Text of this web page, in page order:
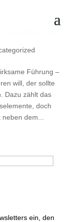
Führung –
will, der sollte
Dazu zählt das
doch
dem...
ein, den